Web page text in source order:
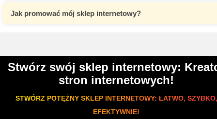
Jak promować mój sklep internetowy?
Stwórz swój sklep internetowy:
stron internetowych!
STWÓRZ POTĘŻNY SKLEP INTERNETOWY: ŁATWO, SZYBKO,
EFEKTYWNIE!